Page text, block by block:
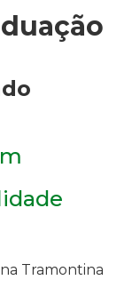
Tramontina